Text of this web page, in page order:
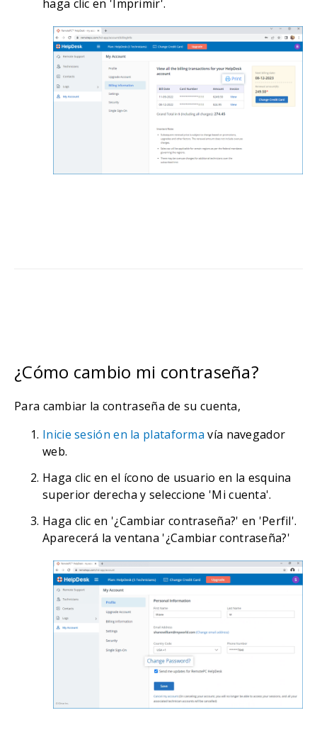
haga clic en 'Imprimir'.
¿Cómo cambio mi contraseña?
Para cambiar la contraseña de su cuenta,
Inicie sesión en la plataformavía navegador
web.
Haga clic en el ícono de usuario en la esquina
superior derecha y seleccione 'Mi cuenta'.
Haga clic en '¿Cambiar contraseña?' en 'Perfil'.
Aparecerá la ventana '¿Cambiar contraseña?'